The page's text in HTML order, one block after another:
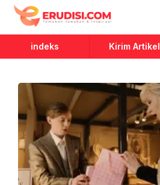
Erudisi
Temukan Jawaban dan Inspirasi
indeks Kirim Artikel